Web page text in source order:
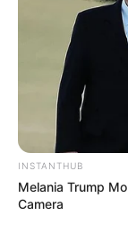
INSTANTHUB
Melania Trump
Camera